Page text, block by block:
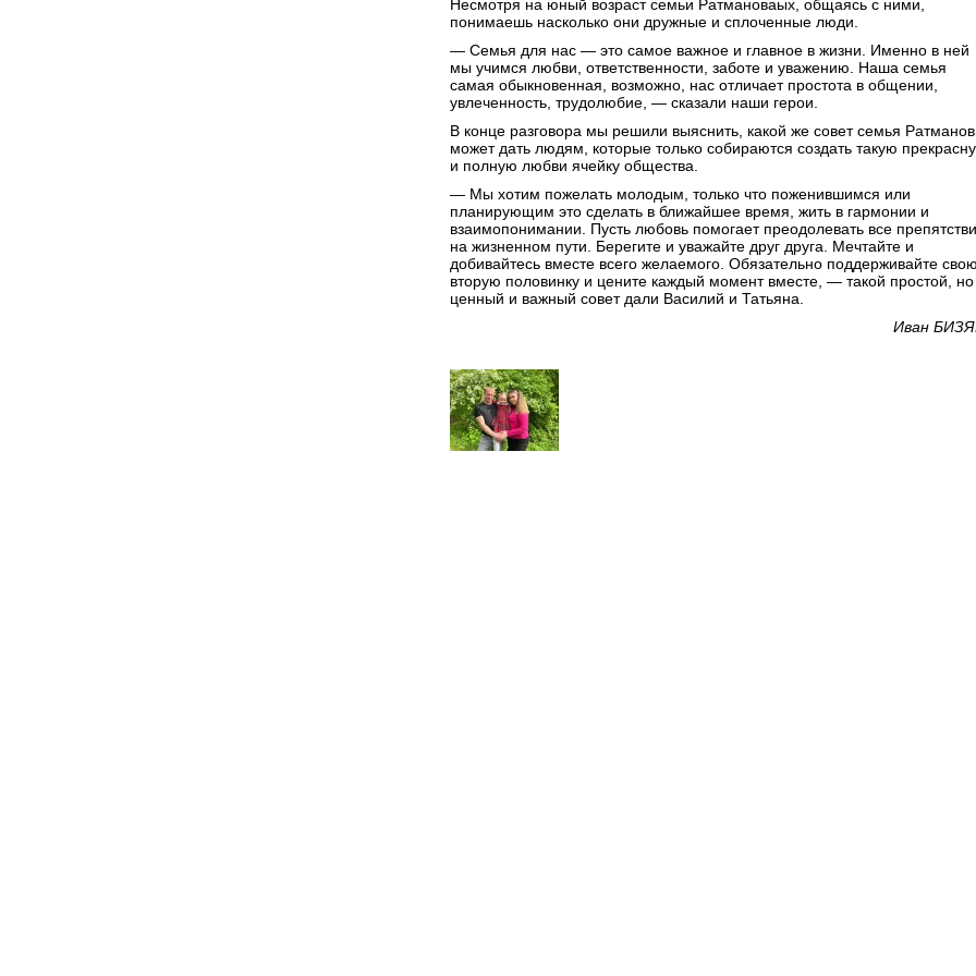
Несмотря на юный возраст семьи Ратмановаых, общаясь с ними,
понимаешь насколько они дружные и сплоченные люди.
— Семья для нас — это самое важное и главное в жизни. Именно в ней
мы учимся любви, ответственности, заботе и уважению. Наша семья
самая обыкновенная, возможно, нас отличает простота в общении,
увлеченность, трудолюбие, — сказали наши герои.
В конце разговора мы решили выяснить, какой же совет семья
может дать людям, которые только собираются создать такую
и полную любви ячейку общества.
— Мы хотим пожелать молодым, только что поженившимся или
планирующим это сделать в ближайшее время, жить в гармонии и
взаимопонимании. Пусть любовь помогает преодолевать все
на жизненном пути. Берегите и уважайте друг друга. Мечтайте и
добивайтесь вместе всего желаемого. Обязательно поддерживайте
вторую половинку и цените каждый момент вместе, — такой простой, но
ценный и важный совет дали Василий и Татьяна.
Иван